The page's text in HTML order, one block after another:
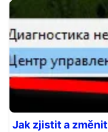
Jak zjistit a